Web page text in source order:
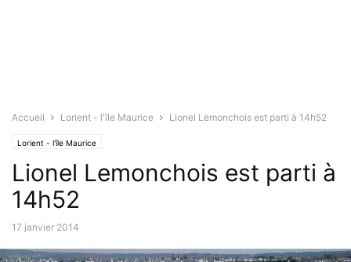
Accueil Lorient - l'île Maurice Lionel Lemonchois est parti à 14h52
Lorient - l'île Maurice
Lionel Lemonchois est parti à
14h52
17 janvier 2014